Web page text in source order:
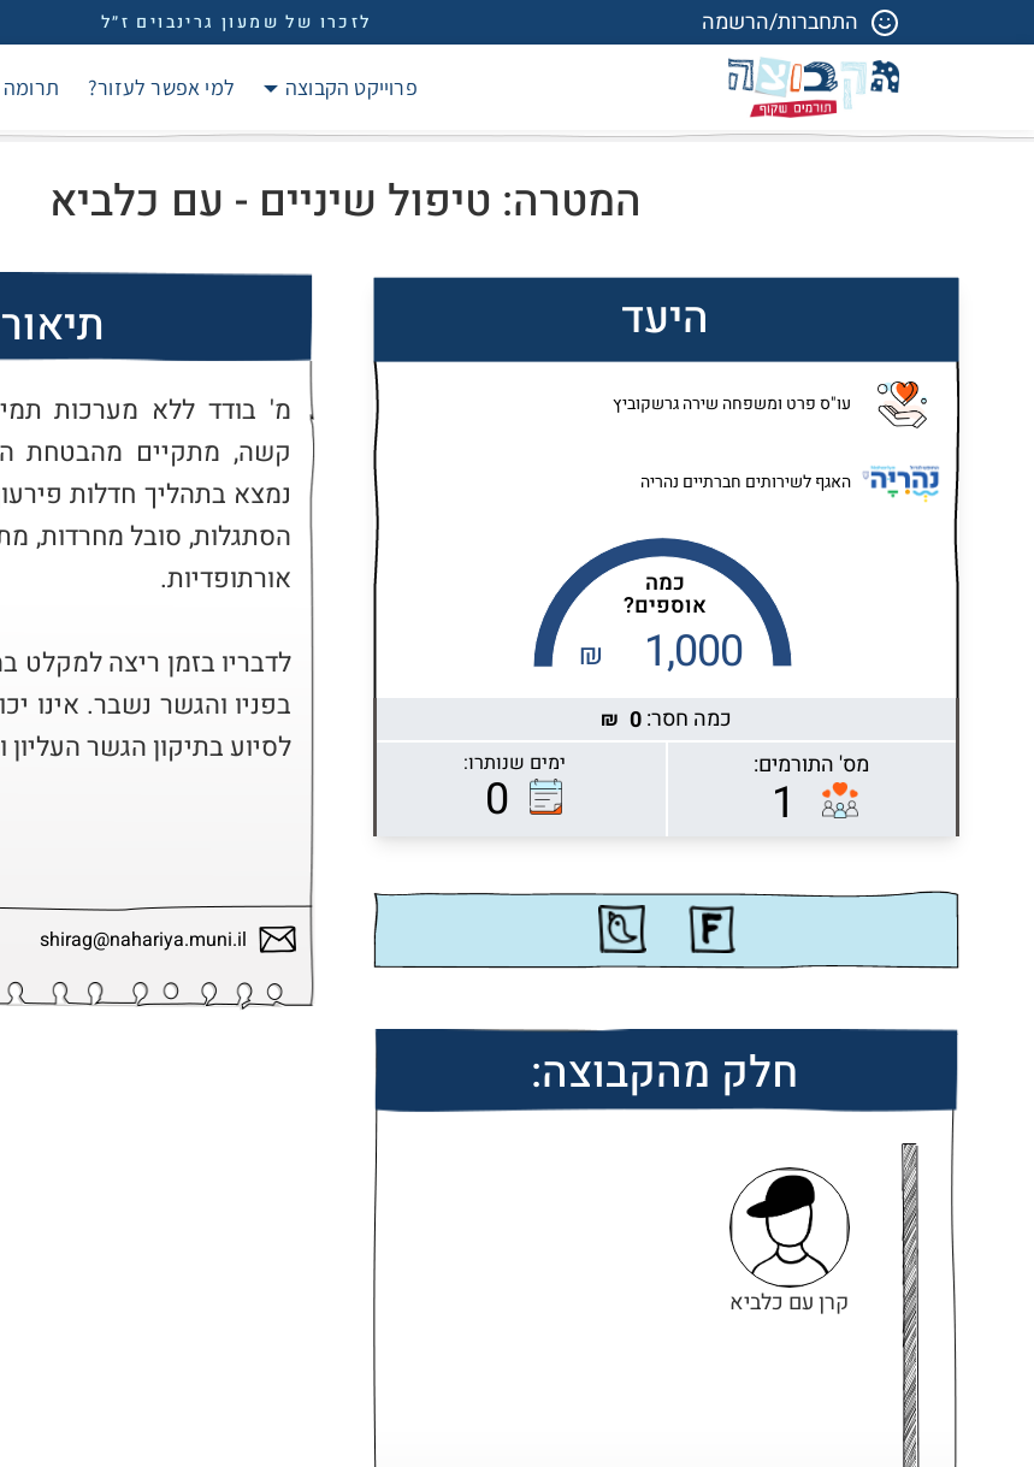
התחברות/הרשמה לזכרו של שמעון גרינבוים ז״ל
פרוייקט הקבוצה למי אפשר לעזור? תרומה
המטרה: טיפול שיניים - עם כלביא
היעד
עו"ס פרט ומשפחה שירה גרשקוביץ
האגף לשירותים חברתיים נהריה
Highcharts.com
כמה
אוספים?
1,000
₪
כמה חסר:0
₪
מס' התורמים:
1
ימים שנותרו:
0
חלק מהקבוצה:
קרן עם כלביא
לסיוע בתיקון הגשר העליון
shirag@nahariya.muni.il